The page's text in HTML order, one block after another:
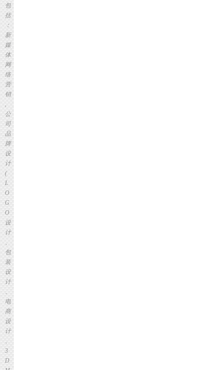
包
括
：
新
媒
体
网
络
营
销
,
公
司
品
牌
设
计
(
L
O
G
O
设
计
、
包
装
设
计
、
电
商
设
计
、
3
D